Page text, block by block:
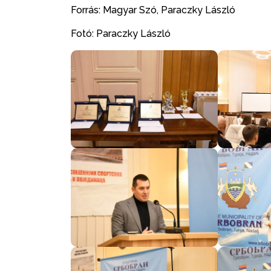
Forrás: Magyar Szó, Paraczky László
Fotó: Paraczky László